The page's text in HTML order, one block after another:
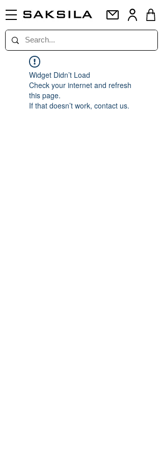
Widget Didn’t Load
Check your internet and refresh
this page.
If that doesn’t work, contact us.